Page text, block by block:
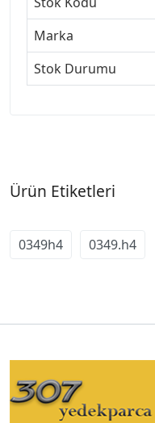
Marka
Stok Durumu
Ürün Etiketleri
0349h4 0349.h4